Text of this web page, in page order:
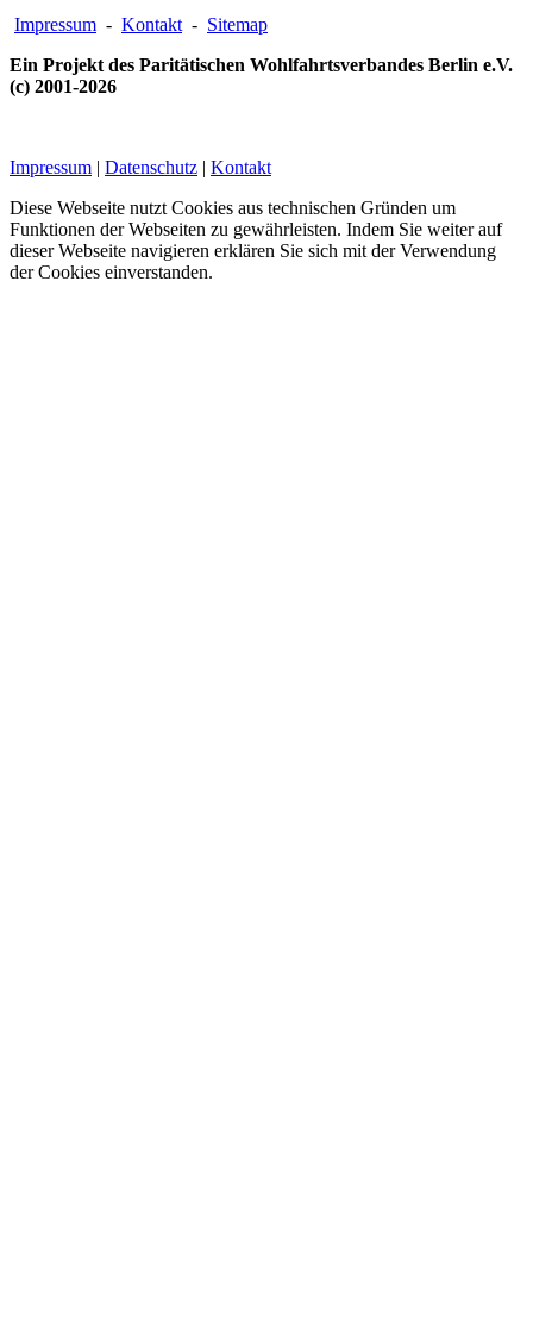
Impressum - Kontakt - Sitemap
Ein Projekt des Paritätischen Wohlfahrtsverbandes Berlin e.V.
(c) 2001-2026
Impressum | Datenschutz | Kontakt
Diese Webseite nutzt Cookies aus technischen Gründen um
Funktionen der Webseiten zu gewährleisten. Indem Sie weiter auf
dieser Webseite navigieren erklären Sie sich mit der Verwendung
der Cookies einverstanden.